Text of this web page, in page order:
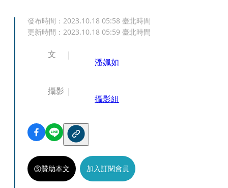
發布時間： 2023.10.18 05:58 臺北時間
更新時間： 2023.10.18 05:59 臺北時間
文
潘姵如
攝影
攝影組
贊助本文 加入訂閱會員